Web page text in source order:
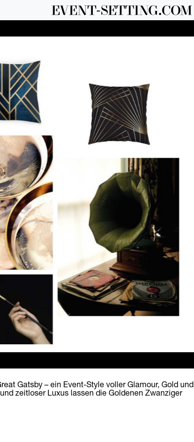
Gatsby – ein Event-Style voller Glamour, Gold und
zeitloser Luxus lassen die Goldenen Zwanziger